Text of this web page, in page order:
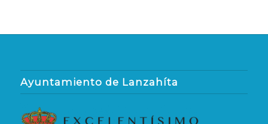
Ayuntamiento de Lanzahíta